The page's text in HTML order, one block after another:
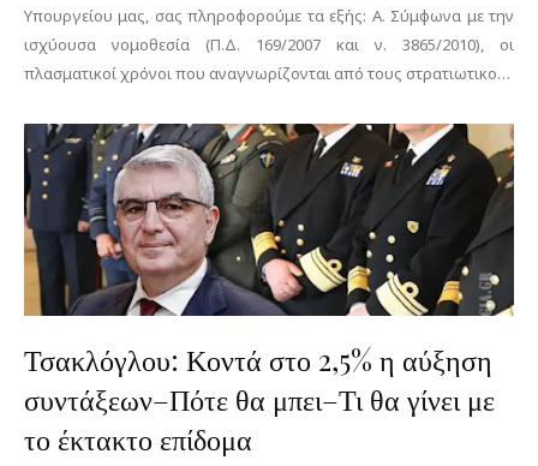
Υπουργείου μας, σας πληροφορούμε τα εξής: Α. Σύμφωνα με την
ισχύουσα νομοθεσία (Π.Δ. 169/2007 και ν. 3865/2010), οι
πλασματικοί χρόνοι που αναγνωρίζονται από τους στρατιωτικο…
Τσακλόγλου: Κοντά στο 2,5% η αύξηση
συντάξεων–Πότε θα μπει–Τι θα γίνει με
το έκτακτο επίδομα